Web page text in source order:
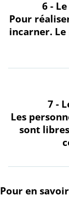
6 -
Pour
incarner. Le
7 -
Les
sont
Pour en